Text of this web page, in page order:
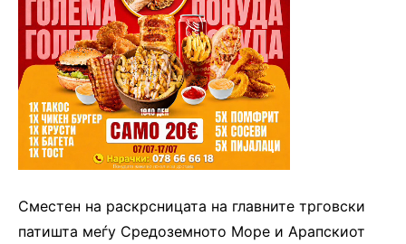
Сместен на раскрсницата на главните трговски
патишта меѓу Средоземното Море и Арапскиот